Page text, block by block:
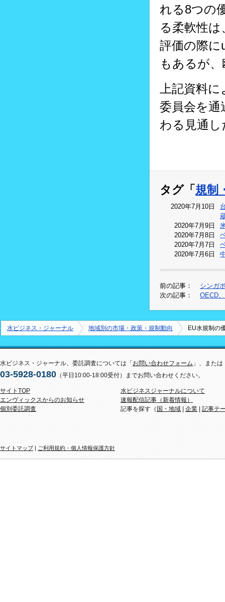
れる8つの
る柔軟性
評価の際
もあるが
上記資料
委員会を通
わる見通
タグ「規制
2020年7月10日
2020年7月9日
2020年7月8日
2020年7月7日
2020年7月6日
前の記事：
シンガ
次の記事：
OECD
水ビジネス・ジャーナル 地域別の市場・政策・規制動向 EU水規制の
水ビジネス・ジャーナル、委託調査については「お問い合わせフォーム 」、または
03-5928-0180 （平日10:00-18:00受付）までお問い合わせください。
サイトTOP
エンヴィックスからのお知らせ
個別委託調査
水ビジネスジャーナルについて
速報配信記事（新着情報）
記事を探す（ 国・地域 | 企業 | 記事テ
サイトマップ| ご利用規約・個人情報保護方針